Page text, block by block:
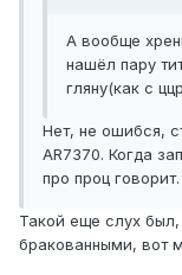
А вообще
нашёл пару
гляну(как с
Нет, не ошибся,
AR7370. Когда
про проц говорит.
Такой еще слух
бракованными, вот